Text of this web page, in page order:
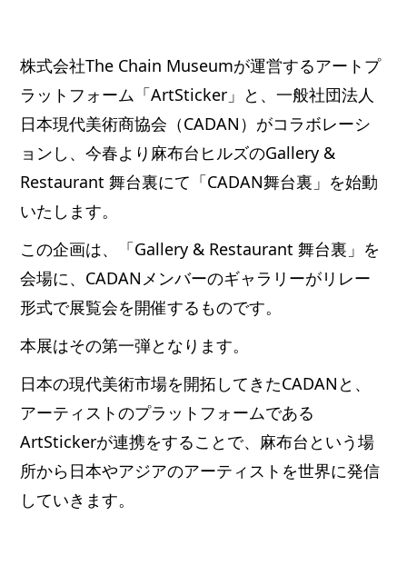
株式会社The Chain Museumが運営するアートプ
ラットフォーム「ArtSticker」と、一般社団法人
日本現代美術商協会（CADAN）がコラボレーシ
ョンし、今春より麻布台ヒルズのGallery &
Restaurant 舞台裏にて「CADAN舞台裏」を始動
いたします。
この企画は、「Gallery & Restaurant 舞台裏」を
会場に、CADANメンバーのギャラリーがリレー
形式で展覧会を開催するものです。
本展はその第一弾となります。
日本の現代美術市場を開拓してきたCADANと、
アーティストのプラットフォームである
ArtStickerが連携をすることで、麻布台という場
所から日本やアジアのアーティストを世界に発信
していきます。